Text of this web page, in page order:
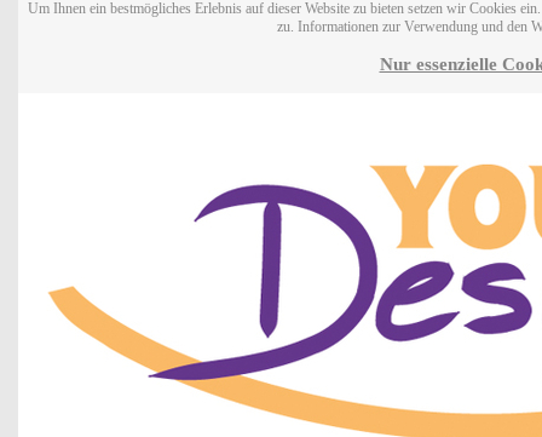
Um Ihnen ein bestmögliches Erlebnis auf dieser Website zu bieten setzen wir Cookies
zu. Informationen zur Verwendung und den
Nur essenzielle